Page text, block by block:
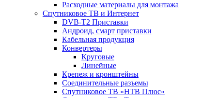
Расходные материалы для монтажа
Спутниковое ТВ и Интернет
DVB-Т2 Приставки
Андроид, смарт приставки
Кабельная продукция
Конвертеры
Круговые
Линейные
Крепеж и кронштейны
Соединительные разъемы
Спутниковое ТВ «НТВ Плюс»